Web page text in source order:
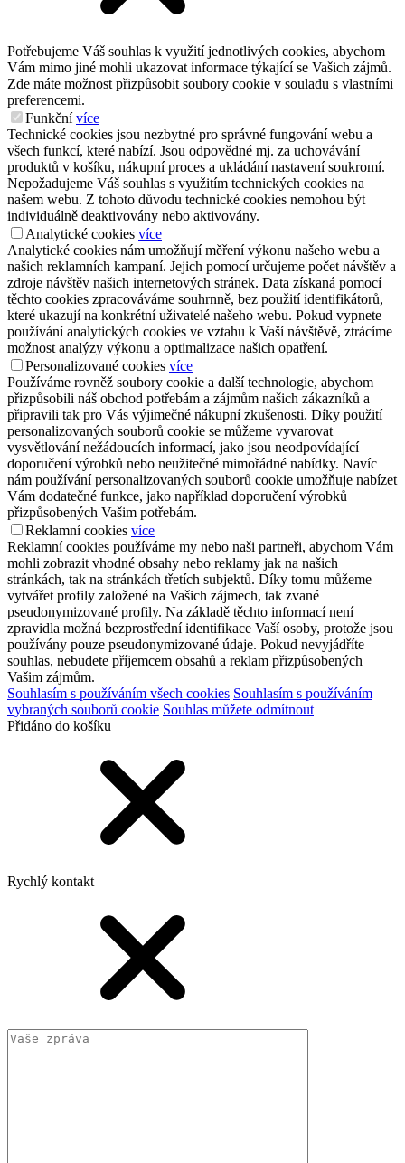
Potřebujeme Váš souhlas k využití jednotlivých cookies, abychom
Vám mimo jiné mohli ukazovat informace týkající se Vašich zájmů.
Zde máte možnost přizpůsobit soubory cookie v souladu s vlastními
preferencemi.
Funkční více
Technické cookies jsou nezbytné pro správné fungování webu a
všech funkcí, které nabízí. Jsou odpovědné mj. za uchovávání
produktů v košíku, nákupní proces a ukládání nastavení soukromí.
Nepožadujeme Váš souhlas s využitím technických cookies na
našem webu. Z tohoto důvodu technické cookies nemohou být
individuálně deaktivovány nebo aktivovány.
Analytické cookies více
Analytické cookies nám umožňují měření výkonu našeho webu a
našich reklamních kampaní. Jejich pomocí určujeme počet návštěv a
zdroje návštěv našich internetových stránek. Data získaná pomocí
těchto cookies zpracováváme souhrnně, bez použití identifikátorů,
které ukazují na konkrétní uživatelé našeho webu. Pokud vypnete
používání analytických cookies ve vztahu k Vaší návštěvě, ztrácíme
možnost analýzy výkonu a optimalizace našich opatření.
Personalizované cookies více
Používáme rovněž soubory cookie a další technologie, abychom
přizpůsobili náš obchod potřebám a zájmům našich zákazníků a
připravili tak pro Vás výjimečné nákupní zkušenosti. Díky použití
personalizovaných souborů cookie se můžeme vyvarovat
vysvětlování nežádoucích informací, jako jsou neodpovídající
doporučení výrobků nebo neužitečné mimořádné nabídky. Navíc
nám používání personalizovaných souborů cookie umožňuje nabízet
Vám dodatečné funkce, jako například doporučení výrobků
přizpůsobených Vašim potřebám.
Reklamní cookies více
Reklamní cookies používáme my nebo naši partneři, abychom Vám
mohli zobrazit vhodné obsahy nebo reklamy jak na našich
stránkách, tak na stránkách třetích subjektů. Díky tomu můžeme
vytvářet profily založené na Vašich zájmech, tak zvané
pseudonymizované profily. Na základě těchto informací není
zpravidla možná bezprostřední identifikace Vaší osoby, protože jsou
používány pouze pseudonymizované údaje. Pokud nevyjádříte
souhlas, nebudete příjemcem obsahů a reklam přizpůsobených
Vašim zájmům.
Souhlasím s používáním všech cookies Souhlasím s používáním
vybraných souborů cookie Souhlas můžete odmítnout
Přidáno do košíku
Rychlý kontakt